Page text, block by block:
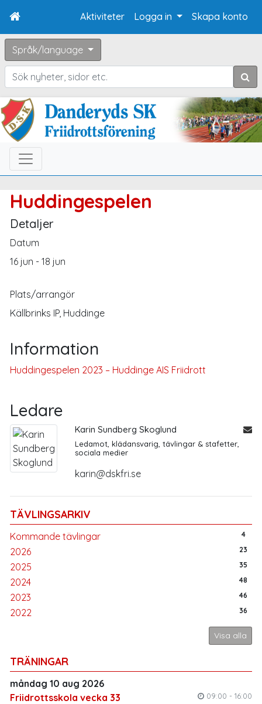
Aktiviteter Logga in Skapa konto
Språk/language
Sök
TÄVLINGSARKIV
Kommande tävlingar 4
2026 23
2025 35
2024 48
2023 46
2022 36
Visa alla
TRÄNINGAR
måndag 10 aug 2026
Friidrottsskola vecka 33
09:00 - 16:00
Huddingespelen
Detaljer
Datum
16 jun - 18 jun
Plats/arrangör
Källbrinks IP, Huddinge
Information
Huddingespelen 2023 – Huddinge AIS Friidrott
Ledare
Karin Sundberg Skoglund
Ledamot, klädansvarig, tävlingar & stafetter,
sociala medier
karin@dskfri.se